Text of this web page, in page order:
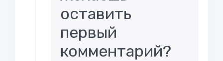
оставить
первый
комментарий?